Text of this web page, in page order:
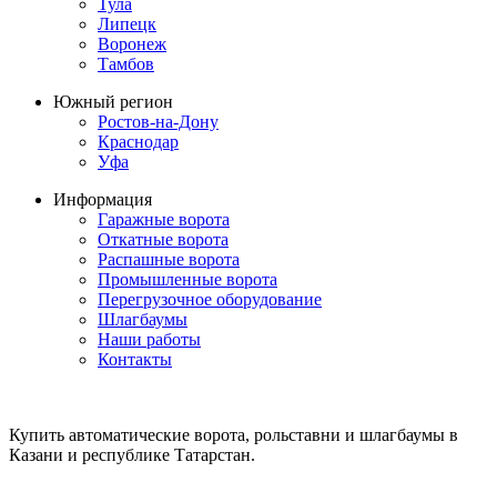
Тула
Липецк
Воронеж
Тамбов
Южный регион
Ростов-на-Дону
Краснодар
Уфа
Информация
Гаражные ворота
Откатные ворота
Распашные ворота
Промышленные ворота
Перегрузочное оборудование
Шлагбаумы
Наши работы
Контакты
Купить автоматические ворота, рольставни и шлагбаумы в
Казани и республике Татарстан.